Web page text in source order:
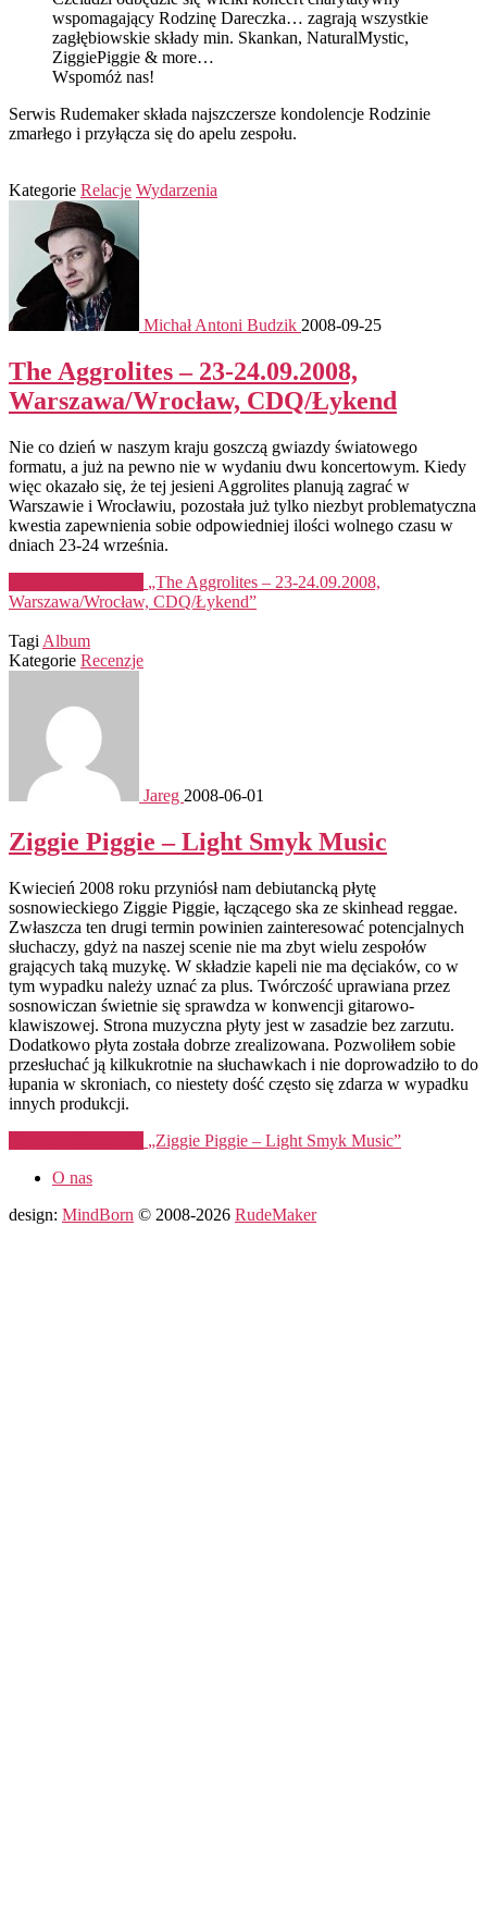
wspomagający Rodzinę Dareczka… zagrają wszystkie
zagłębiowskie składy min. Skankan, NaturalMystic,
ZiggiePiggie & more…
Wspomóż nas!
Serwis Rudemaker składa najszczersze kondolencje Rodzinie
zmarłego i przyłącza się do apelu zespołu.
Kategorie Relacje Wydarzenia
Michał Antoni Budzik 2008-09-25
The Aggrolites – 23-24.09.2008,
Warszawa/Wrocław, CDQ/Łykend
Nie co dzień w naszym kraju goszczą gwiazdy światowego
formatu, a już na pewno nie w wydaniu dwu koncertowym. Kiedy
więc okazało się, że tej jesieni Aggrolites planują zagrać w
Warszawie i Wrocławiu, pozostała już tylko niezbyt problematyczna
kwestia zapewnienia sobie odpowiedniej ilości wolnego czasu w
dniach 23-24 września.
„The Aggrolites – 23-24.09.2008,
Warszawa/Wrocław, CDQ/Łykend”
Tagi Album
Kategorie Recenzje
Jareg 2008-06-01
Ziggie Piggie – Light Smyk Music
Kwiecień 2008 roku przyniósł nam debiutancką płytę
sosnowieckiego Ziggie Piggie, łączącego ska ze skinhead reggae.
Zwłaszcza ten drugi termin powinien zainteresować potencjalnych
słuchaczy, gdyż na naszej scenie nie ma zbyt wielu zespołów
grających taką muzykę. W składzie kapeli nie ma dęciaków, co w
tym wypadku należy uznać za plus. Twórczość uprawiana przez
sosnowiczan świetnie się sprawdza w konwencji gitarowo-
klawiszowej. Strona muzyczna płyty jest w zasadzie bez zarzutu.
Dodatkowo płyta została dobrze zrealizowana. Pozwoliłem sobie
przesłuchać ją kilkukrotnie na słuchawkach i nie doprowadziło to do
łupania w skroniach, co niestety dość często się zdarza w wypadku
innych produkcji.
„Ziggie Piggie – Light Smyk Music”
O nas
design: MindBorn © 2008-2026 RudeMaker